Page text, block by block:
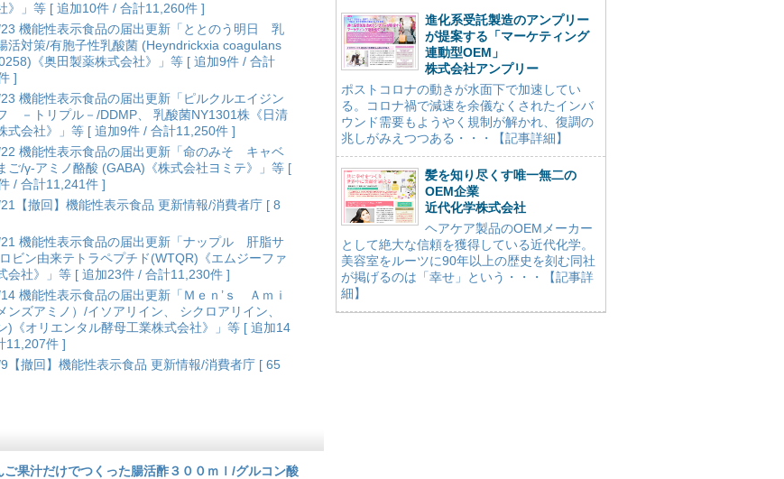
》」等 [ 追加10件 / 合計11,260件 ]
機能性表示食品の届出更新「ととのう明日 乳
対策/有胞子性乳酸菌 (Heyndrickxia coagulans
《奥田製薬株式会社》」等 [ 追加9件 / 合計
]
機能性表示食品の届出更新「ピルクルエイジン
－トリプル－/DDMP、 乳酸菌NY1301株《日清
式会社》」等 [ 追加9件 / 合計11,250件 ]
機能性表示食品の届出更新「命のみそ キャベ
ご/γ-アミノ酪酸 (GABA)《株式会社ヨミテ》」等 [
/ 合計11,241件 ]
【撤回】機能性表示食品 更新情報/消費者庁 [ 8
機能性表示食品の届出更新「ナップル 肝脂サ
ビン由来テトラペプチド(WTQR)《エムジーファ
会社》」等 [ 追加23件 / 合計11,230件 ]
機能性表示食品の届出更新「Ｍｅｎ’ｓ Ａｍｉ
ンズアミノ）/イソアリイン、 シクロアリイン、
)《オリエンタル酵母工業株式会社》」等 [ 追加14
11,207件 ]
【撤回】機能性表示食品 更新情報/消費者庁 [ 65
果汁だけでつくった腸活酢３００ｍｌ/グルコン酸
進化系受託製造のアンプリー
が提案する「マーケティング
連動型OEM」
株式会社アンプリー
ポストコロナの動きが水面下で加速してい
る。コロナ禍で減速を余儀なくされたインバ
ウンド需要もようやく規制が解かれ、復調の
兆しがみえつつある・・・【記事詳細】
髪を知り尽くす唯一無二の
OEM企業
近代化学株式会社
ヘアケア製品のOEMメーカー
として絶大な信頼を獲得している近代化学。
美容室をルーツに90年以上の歴史を刻む同社
が掲げるのは「幸せ」という・・・【記事詳
細】